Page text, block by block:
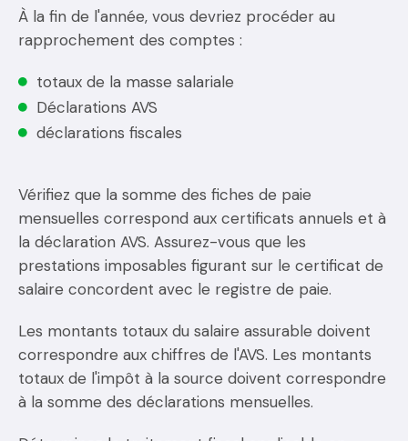
À la fin de l'année, vous devriez procéder au
rapprochement des comptes :
totaux de la masse salariale
Déclarations AVS
déclarations fiscales
Vérifiez que la somme des fiches de paie
mensuelles correspond aux certificats annuels et à
la déclaration AVS. Assurez-vous que les
prestations imposables figurant sur le certificat de
salaire concordent avec le registre de paie.
Les montants totaux du salaire assurable doivent
correspondre aux chiffres de l'AVS. Les montants
totaux de l'impôt à la source doivent correspondre
à la somme des déclarations mensuelles.